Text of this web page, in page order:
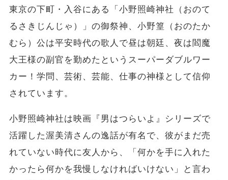
東京の下町・入谷にある「小野照崎神社（おのて
るさきじんじゃ）」の御祭神、小野篁（おのたか
むら）公は平安時代の歌人で昼は朝廷、夜は閻魔
大王様の副官を勤めたというスーパーダブルワー
カー！学問、芸術、芸能、仕事の神様として信仰
されています。
小野照崎神社は映画『男はつらいよ』シリーズで
活躍した渥美清さんの逸話が有名で、彼がまだ売
れていない時代に友人から、「何かを手に入れた
かったら何かを我慢しなければいけない」と言わ